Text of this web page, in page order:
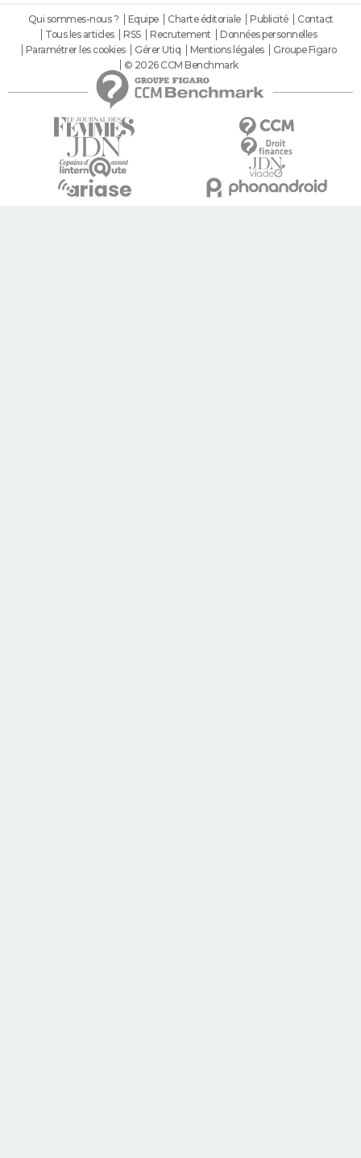
Qui sommes-nous ? Equipe Charte éditoriale Publicité
Contact
Tous les articles
RSS Recrutement
Données personnelles
Paramétrer les cookies
Gérer Utiq Mentions légales
Groupe Figaro
© 2026 CCM Benchmark